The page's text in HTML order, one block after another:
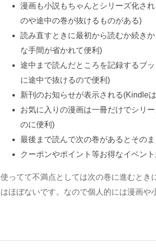
漫画も小説もちゃんとシリーズ化さ
のや途中の巻が抜けるものがある)
読み直すときに最初から読むか続き
な手間が省かれて便利)
途中まで読んだところを記録するブ
に途中で抜けるので便利)
新刊のお知らせが表示される(Kindle
お気に入りの漫画は一冊だけでシリ
のに便利)
最後まで読んで次の巻があるとその
クーポンやポイント等お得なイベン
使ってて不満点としては次の巻に進むとき
はほぼないです。なので個人的には漫画や